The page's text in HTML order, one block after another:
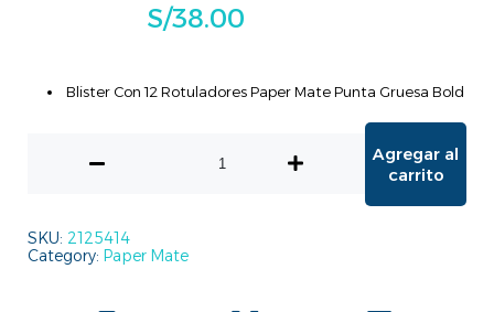
S/38.00
Blister Con 12 Rotuladores Paper Mate Punta Gruesa Bold
Agregar al
carrito
SKU: 2125414
Category: Paper Mate